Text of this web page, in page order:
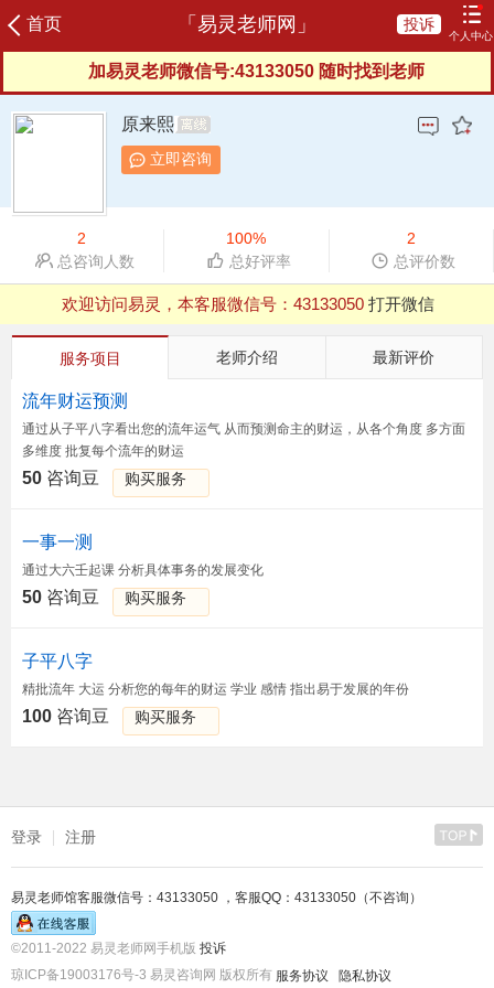
首页 「易灵老师网」
个人中心
投诉
登录
咨询记录 我的订单
我的评价
服务协议
申请成为老师
加易灵老师微信号:43133050 随时找到老师
原来熙
立即咨询
2
总咨询人数
100%
总好评率
2
总评价数
欢迎访问易灵，本客服微信号： 43133050 打开微信
QQ浏览器支付有异常，建议用微信、UC等其他浏览器
服务项目 老师介绍 最新评价
流年财运预测
通过从子平八字看出您的流年运气 从而预测命主的财运，从各个角度 多方面
多维度 批复每个流年的财运
50 咨询豆 购买服务
一事一测
通过大六壬起课 分析具体事务的发展变化
50 咨询豆 购买服务
子平八字
精批流年 大运 分析您的每年的财运 学业 感情 指出易于发展的年份
100 咨询豆 购买服务
登录 注册
易灵老师馆客服微信号：43133050 ，客服QQ：43133050（不咨询）
©2011-2022 易灵老师网手机版 投诉
琼ICP备19003176号-3 易灵咨询网 版权所有 服务协议 隐私协议